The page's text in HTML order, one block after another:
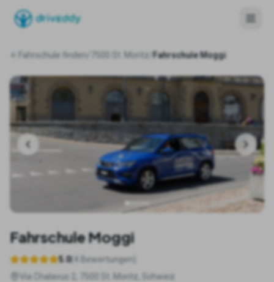
Fahrschule finden 7500 St. Moritz Fahrschule Moggi
Fahrschule Moggi
5.0(
Bewertungen)
Via Chalavus 2, 7500 St. Moritz, Schweiz